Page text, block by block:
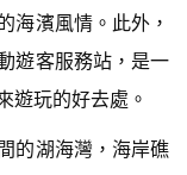
海濱風情。此外，
遊客服務站，是一
遊玩的好去處。
的湖海灣，海岸礁